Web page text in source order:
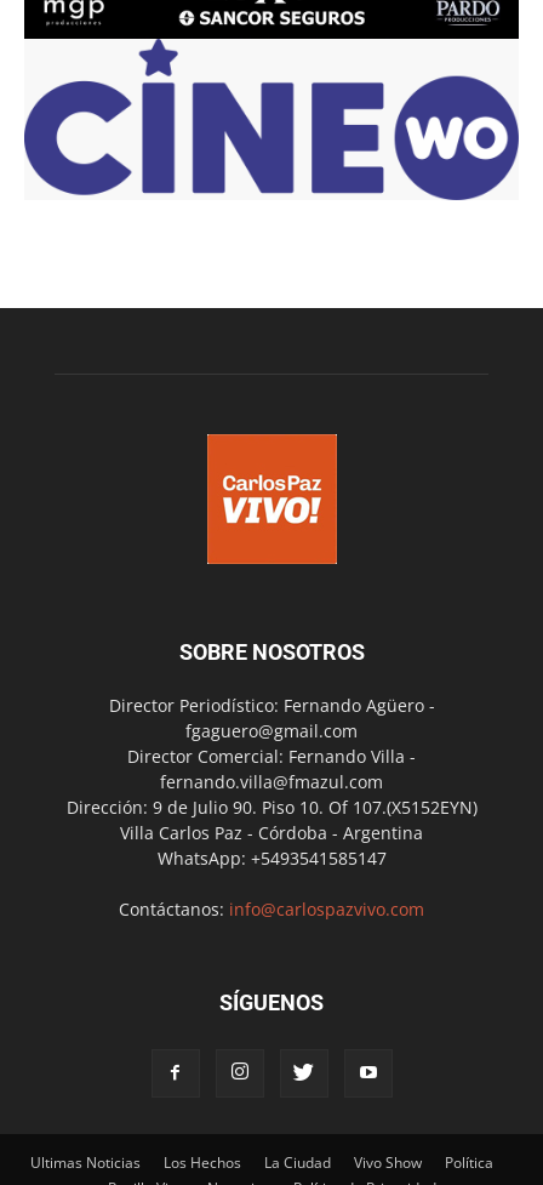
SOBRE NOSOTROS
Director Periodístico: Fernando Agüero -
fgaguero@gmail.com
Director Comercial: Fernando Villa -
fernando.villa@fmazul.com
Dirección: 9 de Julio 90. Piso 10. Of 107.(X5152EYN)
Villa Carlos Paz - Córdoba - Argentina
WhatsApp: +5493541585147
Contáctanos: info@carlospazvivo.com
SÍGUENOS
Ultimas Noticias Los Hechos La Ciudad Vivo Show
Política